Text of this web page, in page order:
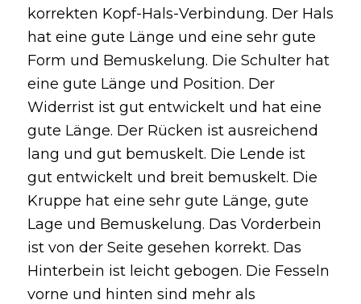
korrekten Kopf-Hals-Verbindung. Der Hals
hat eine gute Länge und eine sehr gute
Form und Bemuskelung. Die Schulter hat
eine gute Länge und Position. Der
Widerrist ist gut entwickelt und hat eine
gute Länge. Der Rücken ist ausreichend
lang und gut bemuskelt. Die Lende ist
gut entwickelt und breit bemuskelt. Die
Kruppe hat eine sehr gute Länge, gute
Lage und Bemuskelung. Das Vorderbein
ist von der Seite gesehen korrekt. Das
Hinterbein ist leicht gebogen. Die Fesseln
vorne und hinten sind mehr als